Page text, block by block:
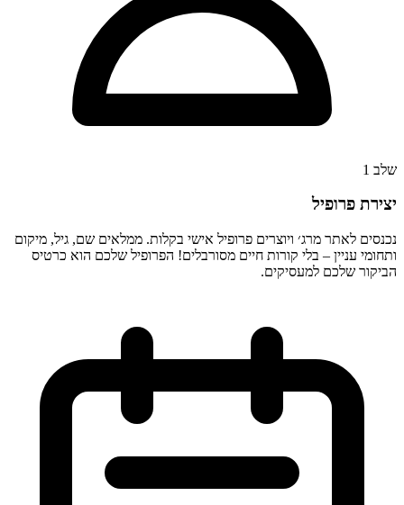
שלב 1
יצירת פרופיל
נכנסים לאתר מרג׳ ויוצרים פרופיל אישי בקלות. ממלאים שם, גיל, מיקום
ותחומי עניין – בלי קורות חיים מסורבלים! הפרופיל שלכם הוא כרטיס
הביקור שלכם למעסיקים.